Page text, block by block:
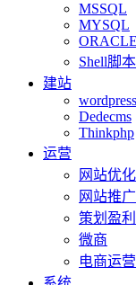
MSSQL
MYSQL
ORACLE
Shell脚本
建站
wordpress
Dedecms
Thinkphp
运营
网站优化
网站推广
策划盈利
微商
电商运营